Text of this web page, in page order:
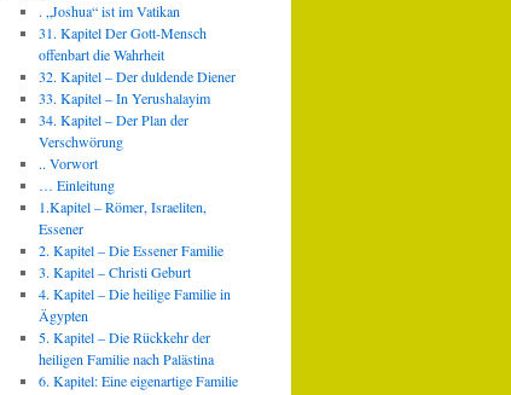
. „Joshua“ ist im Vatikan
31. Kapitel Der Gott-Mensch
offenbart die Wahrheit
32. Kapitel – Der duldende Diener
33. Kapitel – In Yerushalayim
34. Kapitel – Der Plan der
Verschwörung
.. Vorwort
… Einleitung
1.Kapitel – Römer, Israeliten,
Essener
2. Kapitel – Die Essener Familie
3. Kapitel – Christi Geburt
4. Kapitel – Die heilige Familie in
Ägypten
5. Kapitel – Die Rückkehr der
heiligen Familie nach Palästina
6. Kapitel: Eine eigenartige Familie